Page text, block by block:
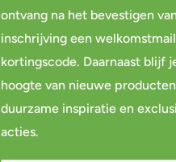
ontvang na het bevestigen
inschrijving een
kortingscode. Daarnaast blijf
hoogte van nieuwe
duurzame inspiratie en
acties.